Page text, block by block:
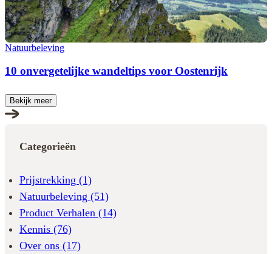
Natuurbeleving
10 onvergetelijke wandeltips voor Oostenrijk
Bekijk meer
Categorieën
Prijstrekking (1)
Natuurbeleving (51)
Product Verhalen (14)
Kennis (76)
Over ons (17)